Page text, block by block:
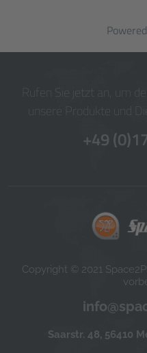
Rufen Sie jetzt an, um
unsere Produkte und
+49
Copyright © 2021
Saarstr. 48, 56410